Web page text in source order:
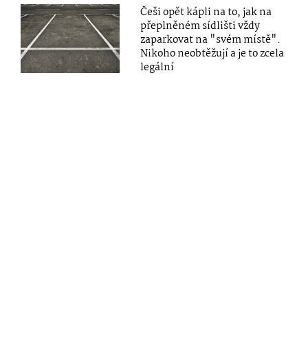
Češi opět kápli na to, jak na
přeplněném sídlišti vždy
zaparkovat na "svém místě".
Nikoho neobtěžují a je to zcela
legální